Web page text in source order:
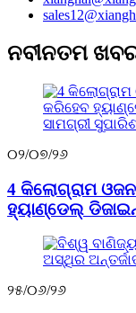
ନବୀନତମ
୦୨/୦୭/୨୬
4 କିଲୋଗ୍ରାମ
ହ୍ୟାଣ୍ଡେଲ୍
୨୫/୦୬/୨୬